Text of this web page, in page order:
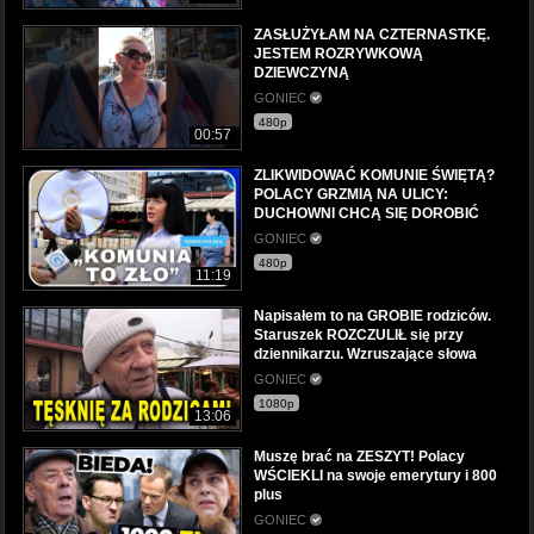
00:57
ZASŁUŻYŁAM NA CZTERNASTKĘ.
JESTEM ROZRYWKOWĄ
DZIEWCZYNĄ
GONIEC
480p
11:19
ZLIKWIDOWAĆ KOMUNIE ŚWIĘTĄ?
POLACY GRZMIĄ NA ULICY:
DUCHOWNI CHCĄ SIĘ DOROBIĆ
GONIEC
480p
13:06
Napisałem to na GROBIE rodziców.
Staruszek ROZCZULIŁ się przy
dziennikarzu. Wzruszające słowa
GONIEC
1080p
Muszę brać na ZESZYT! Polacy
WŚCIEKLI na swoje emerytury i 800
plus
GONIEC